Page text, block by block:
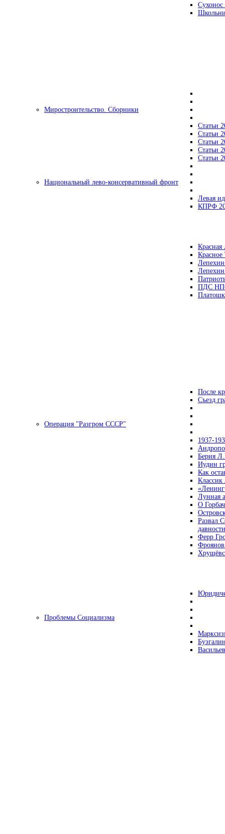
Миростроительство. Сборники
Статьи
Статьи
Статьи
Статьи
Статьи
Национальный лево-консервативный фронт
Левая
КПРФ
Красная
ПДС
После
Съезд
Операция "Разгром СССР"
1937-
Берия
Иудин
Как
Лунная
О
Развал
давности
Ферр
Проблемы Социализма